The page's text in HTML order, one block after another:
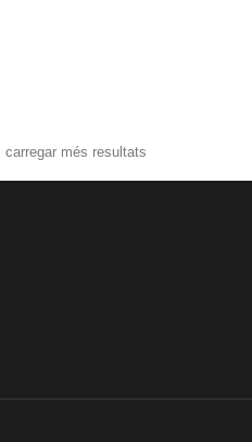
carregar més resultats